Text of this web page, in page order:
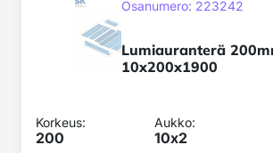
10x200x1900
SKU:
Osanumero: 223242
Lumiauranterä 200mm jako
10x200x1900
Korkeus:
200
Aukko:
10x2